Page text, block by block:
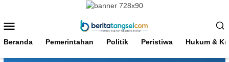
konten
Mobile
Beranda Pemerintahan Politik Peristiwa Hukum &